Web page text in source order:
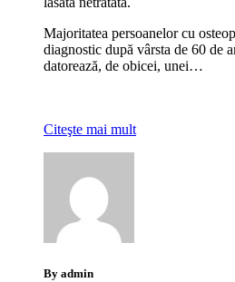
Majoritatea persoanelor cu
diagnostic după vârsta de 60 de
datorează, de obicei, unei…
Citeşte mai mult
By admin